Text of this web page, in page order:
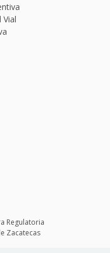
Vial
Regulatoria
Zacatecas